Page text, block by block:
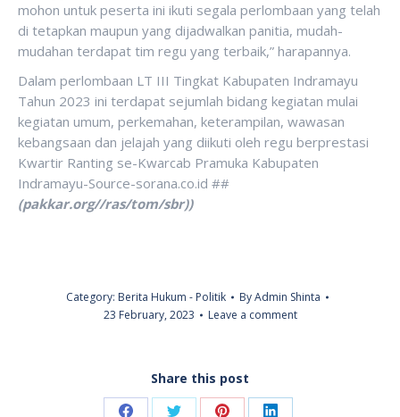
mohon untuk peserta ini ikuti segala perlombaan yang telah
di tetapkan maupun yang dijadwalkan panitia, mudah-
mudahan terdapat tim regu yang terbaik,” harapannya.
Dalam perlombaan LT III Tingkat Kabupaten Indramayu
Tahun 2023 ini terdapat sejumlah bidang kegiatan mulai
kegiatan umum, perkemahan, keterampilan, wawasan
kebangsaan dan jelajah yang diikuti oleh regu berprestasi
Kwartir Ranting se-Kwarcab Pramuka Kabupaten
Indramayu-Source-sorana.co.id ##
(pakkar.org//ras/tom/sbr))
Category: Berita Hukum - Politik ByAdmin Shinta
23 February, 2023
Leave a comment
Share this post